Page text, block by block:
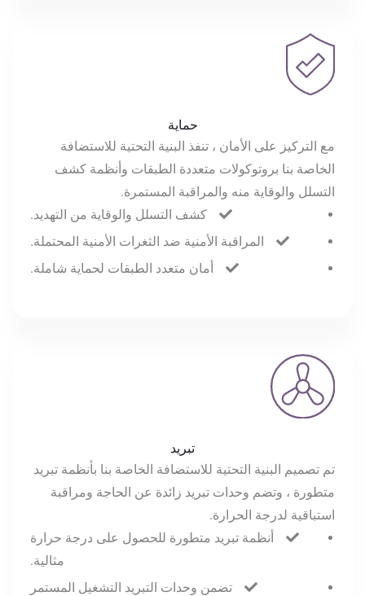
حماية
مع التركيز على الأمان ، تنفذ البنية التحتية للاستضافة
الخاصة بنا بروتوكولات متعددة الطبقات وأنظمة كشف
التسلل والوقاية منه والمراقبة المستمرة.
كشف التسلل والوقاية من التهديد.
المراقبة الأمنية ضد الثغرات الأمنية المحتملة.
أمان متعدد الطبقات لحماية شاملة.
تبريد
تم تصميم البنية التحتية للاستضافة الخاصة بنا بأنظمة تبريد
متطورة ، وتضم وحدات تبريد زائدة عن الحاجة ومراقبة
استباقية لدرجة الحرارة.
أنظمة تبريد متطورة للحصول على درجة حرارة
مثالية.
تضمن وحدات التبريد التشغيل المستمر